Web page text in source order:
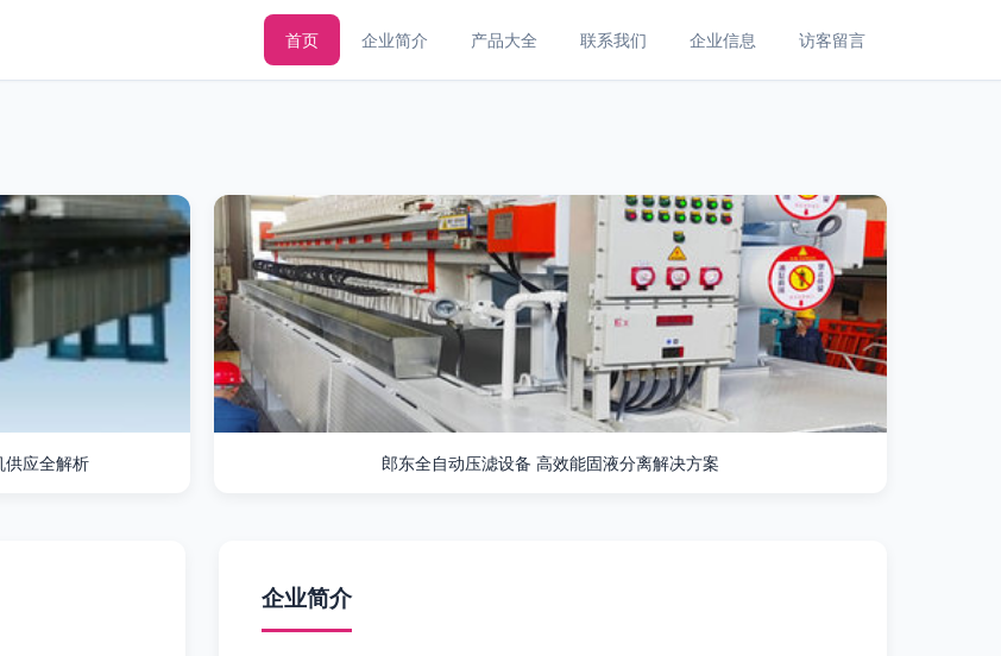
首页 企业简介 产品大全 联系我们 企业信息 访客留言
供应全解析 郎东全自动压滤设备 高效能固液分离解决方案
企业简介